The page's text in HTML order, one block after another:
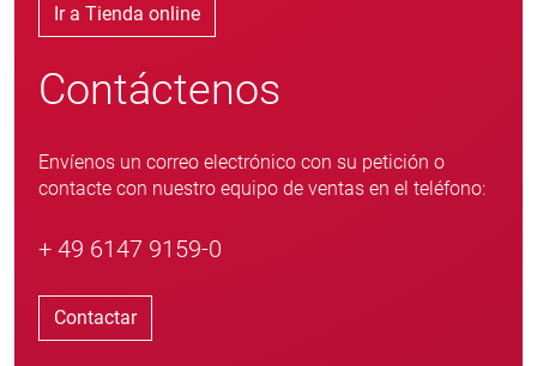
Ir a Tienda online
Contáctenos
Envíenos un correo electrónico con su petición o
contacte con nuestro equipo de ventas en el teléfono:
+ 49 6147 9159-0
Contactar